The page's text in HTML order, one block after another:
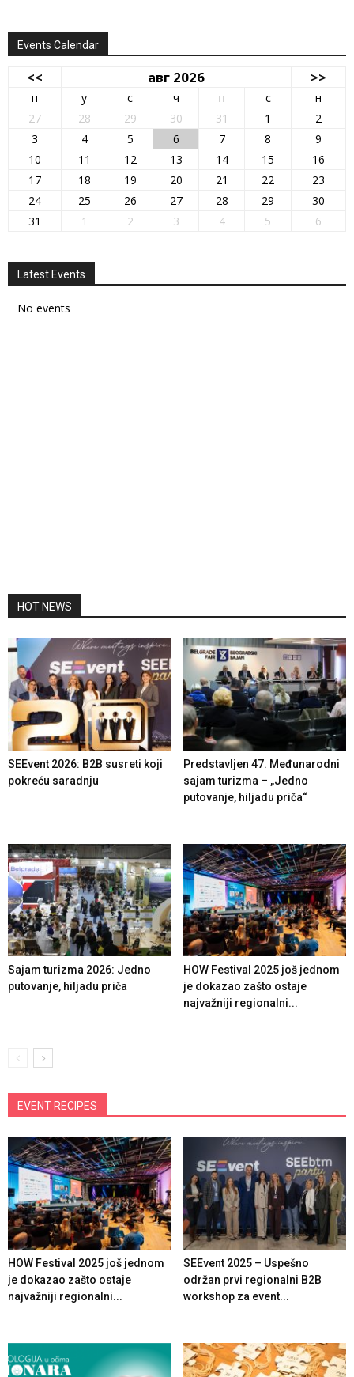
Events Calendar
<< авг 2026 >>
п у с ч п с
н
27
28 29 30 31 1
2
3
4 5 6 7 8
9
10
11 12 13 14 15
16
17
18 19 20 21 22
23
24
25 26 27 28 29
30
31
1 2 3 4 5 6
Latest Events
No events
HOT NEWS
SEEvent 2026: B2B susreti koji
pokreću saradnju
Predstavljen 47. Međunarodni
sajam turizma – „Jedno
putovanje, hiljadu priča“
Sajam turizma 2026: Jedno
putovanje, hiljadu priča
HOW Festival 2025 još jednom
je dokazao zašto ostaje
najvažniji regionalni...
EVENT RECIPES
HOW Festival 2025 još jednom
je dokazao zašto ostaje
najvažniji regionalni...
SEEvent 2025 – Uspešno
održan prvi regionalni B2B
workshop za event...